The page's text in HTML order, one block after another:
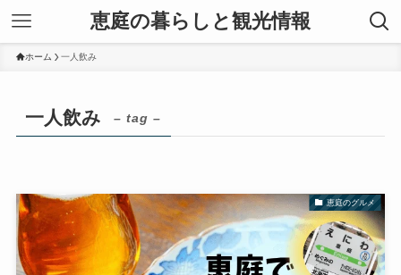
恵庭の暮らしと観光情報
ホーム 一人飲み
一人飲み – tag –
恵庭のグルメ